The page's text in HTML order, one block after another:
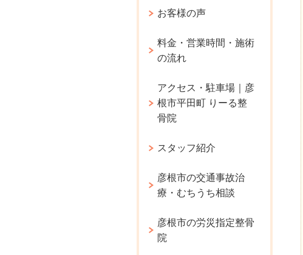
お客様の声
料金・営業時間・施術
の流れ
アクセス・駐車場｜彦
根市平田町 りーる整
骨院
スタッフ紹介
彦根市の交通事故治
療・むちうち相談
彦根市の労災指定整骨
院